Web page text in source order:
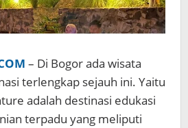
– Di Bogor ada wisata
terlengkap sejauh ini. Yaitu
adalah destinasi edukasi
terpadu yang meliputi